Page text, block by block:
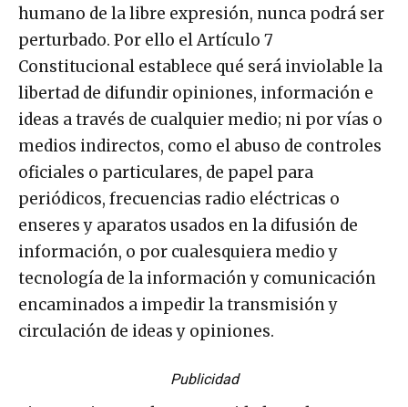
humano de la libre expresión, nunca podrá ser
perturbado. Por ello el Artículo 7
Constitucional establece qué será inviolable la
libertad de difundir opiniones, información e
ideas a través de cualquier medio; ni por vías o
medios indirectos, como el abuso de controles
oficiales o particulares, de papel para
periódicos, frecuencias radio eléctricas o
enseres y aparatos usados en la difusión de
información, o por cualesquiera medio y
tecnología de la información y comunicación
encaminados a impedir la transmisión y
circulación de ideas y opiniones.
Publicidad